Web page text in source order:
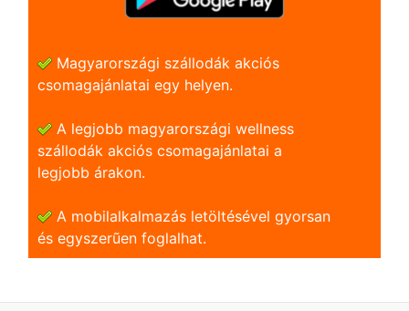
Magyarországi szállodák akciós
csomagajánlatai egy helyen.
A legjobb magyarországi wellness
szállodák akciós csomagajánlatai a
legjobb árakon.
A mobilalkalmazás letöltésével gyorsan
és egyszerũen foglalhat.